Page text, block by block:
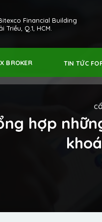
Financial Building
Triều, Q.1, HCM.
BROKER TIN TỨC
hợp